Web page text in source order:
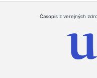
Časopis z verejných